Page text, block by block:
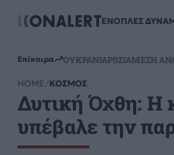
ΕΝΟΠΛΕΣ
Επίκαιρα ΟΥΚΡΑΝΙΑΡΩΣΙΑΜΕΣΗ
HOME ΚΟΣΜΟΣ
Δυτική Όχθη: Η
υπέβαλε την